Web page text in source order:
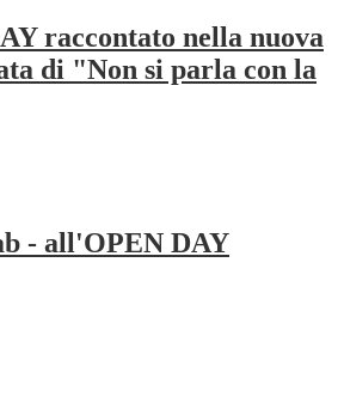
raccontato nella nuova
di "Non si parla con la
- all'OPEN DAY